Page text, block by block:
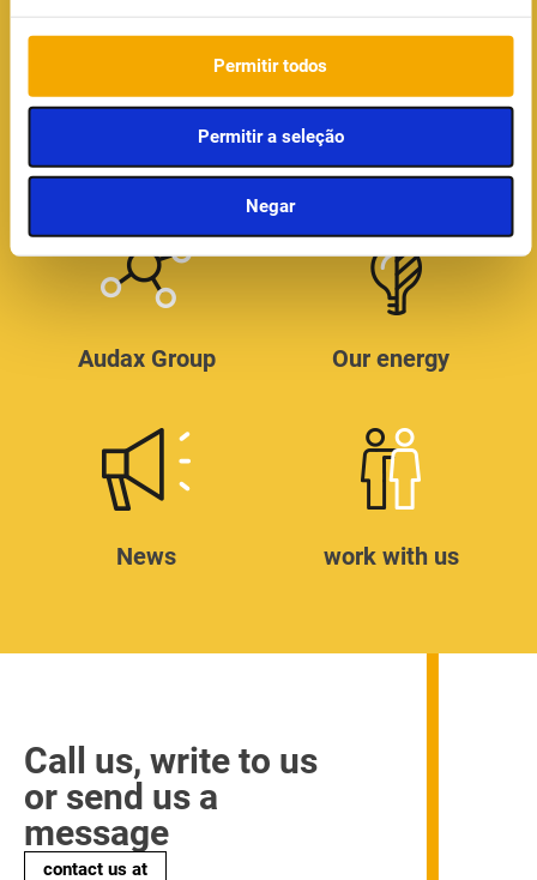
Permitir todos
Permitir a seleção
Negar
Who we are audax in the world
Audax Group Our energy
News work with us
Call us, write to us
or send us a
message
contact us at